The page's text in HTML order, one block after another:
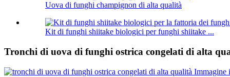
Uova di funghi champignon di alta qualità
Kit di funghi shiitake biologici per funghi shiitake ...
Tronchi di uova di funghi ostrica congelati di alta